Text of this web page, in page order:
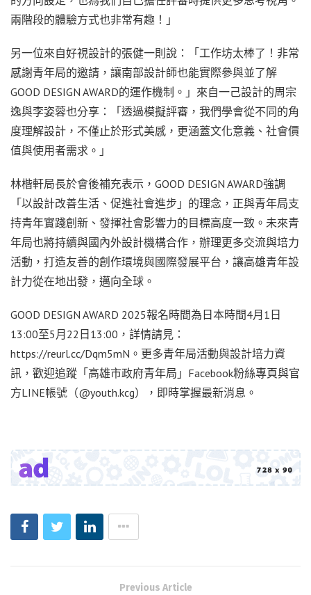
兩階段的體驗方式也非常有趣！」
另一位來自好視設計的張健一則說：「工作坊太棒了！非常
感謝青年局的邀請，讓南部設計師也能實際參與並了解
GOOD DESIGN AWARD的運作機制。」來自一己設計的周宗
逸與李姿蓉也分享：「透過模擬評審，我們學會從不同的角
度理解設計，不僅止於形式美感，更涵蓋文化意義、社會價
值與使用者需求。」
林楷軒局長於會後補充表示，GOOD DESIGN AWARD強調
「以設計改善生活、促進社會進步」的理念，正與青年局支
持青年實踐創新、發揮社會影響力的目標高度一致。未來青
年局也將持續與國內外設計機構合作，辦理更多交流與培力
活動，打造友善的創作環境與國際發展平台，讓高雄青年設
計力從在地出發，邁向全球。
GOOD DESIGN AWARD 2025報名時間為日本時間4月1日
13:00至5月22日13:00，詳情請見：
https://reurl.cc/Dqm5mN。更多青年局活動與設計培力資
訊，歡迎追蹤「高雄市政府青年局」Facebook粉絲專頁與官
方LINE帳號（@youth.kcg），即時掌握最新消息。
Previous Article